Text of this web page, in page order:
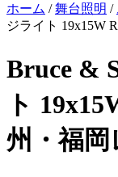
ホーム /舞台照明 /
ジライト 19x15W
Bruce &
ト
州・福